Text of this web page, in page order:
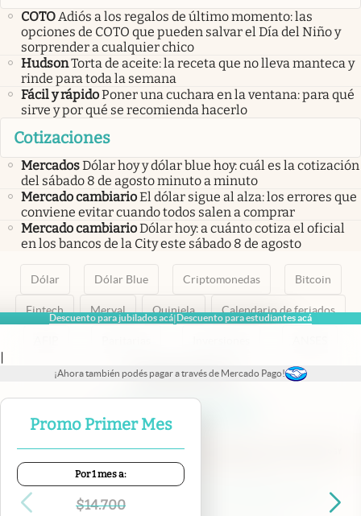
Descuento para jubilados acá|Descuento para estudiantes acá
|
¡Ahora también podés pagar a través de Mercado Pago!
Promo Primer Mes
Por 1 mes a:
$14.700
COTOAdiós a los regalos de último momento: las
opciones de COTO que pueden salvar el Día del Niño y
sorprender a cualquier chico
HudsonTorta de aceite: la receta que no lleva manteca y
rinde para toda la semana
Fácil y rápidoPoner una cuchara en la ventana: para qué
sirve y por qué se recomienda hacerlo
Cotizaciones
MercadosDólar hoy y dólar blue hoy: cuál es la cotización
del sábado 8 de agosto minuto a minuto
Mercado cambiarioEl dólar sigue al alza: los errores que
conviene evitar cuando todos salen a comprar
Mercado cambiarioDólar hoy: a cuánto cotiza el oficial
en los bancos de la City este sábado 8 de agosto
Dólar Dólar Blue Criptomonedas Bitcoin
Fintech Merval Quiniela Calendario de feriados
abre en nueva pestaña
abre en nueva pestaña
abre en nueva pestaña
abre en nueva pestaña
abre en nueva pestaña